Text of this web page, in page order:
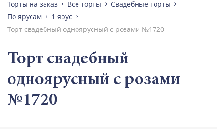
Торты на заказ Все торты
Свадебные торты
По ярусам
1 ярус
Торт свадебный одноярусный с розами №1720
Торт свадебный
одноярусный с розами
№1720